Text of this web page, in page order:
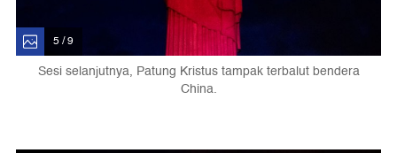
5 / 9
Sesi selanjutnya, Patung Kristus tampak terbalut bendera
China.